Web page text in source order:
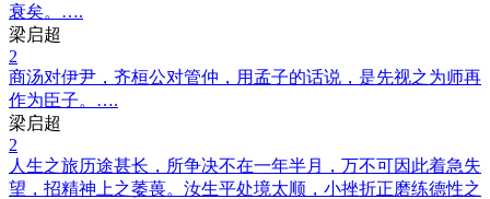
衰矣。….
梁启超
2
商汤对伊尹，齐桓公对管仲，用孟子的话说，是先视之为师再
作为臣子。….
梁启超
2
人生之旅历途甚长，所争决不在一年半月，万不可因此着急失
望，招精神上之萎葨。汝生平处境太顺，小挫折正磨练德性之